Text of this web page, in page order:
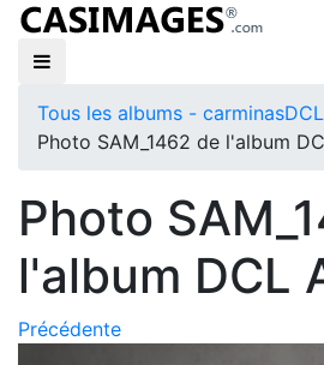
Tous les albums - carminas
Photo SAM_1462 de l'album
Photo
l'album DCL
Précédente